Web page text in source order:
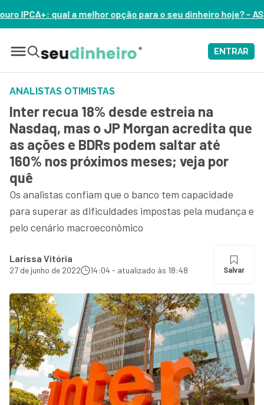
para o seu dinheiro hoje? – ASSISTA AGORA
ENTRAR
ANALISTAS OTIMISTAS
Inter recua 18% desde estreia na
Nasdaq, mas o JP Morgan acredita que
as ações e BDRs podem saltar até
160% nos próximos meses; veja por
quê
Os analistas confiam que o banco tem capacidade
para superar as dificuldades impostas pela mudança e
pelo cenário macroeconômico
Larissa Vitória
27 de junho de 2022 14:04 - atualizado às 18:48 Salvar